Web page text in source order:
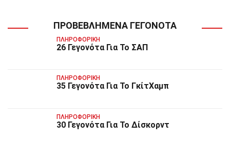
ΠΡΟΒΕΒΛΗΜΈΝΑ ΓΕΓΟΝΌΤΑ
ΠΛΗΡΟΦΟΡΙΚΉ
26 Γεγονότα Για Το ΣΑΠ
ΠΛΗΡΟΦΟΡΙΚΉ
35 Γεγονότα Για Το ΓκίτΧαμπ
ΠΛΗΡΟΦΟΡΙΚΉ
30 Γεγονότα Για Το Δίσκορντ